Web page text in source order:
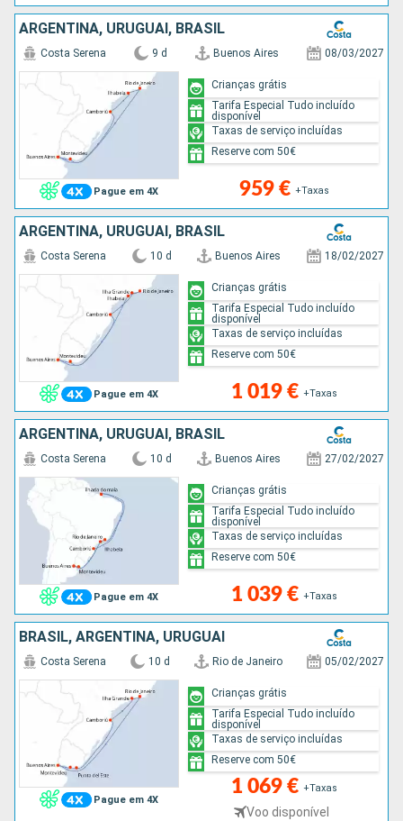
ARGENTINA, URUGUAI, BRASIL
Pague em 4X
Costa Serena 9 d Buenos Aires 08/03/2027
959 € +Taxas
Crianças grátis
Tarifa Especial Tudo incluído
disponível
Taxas de serviço incluídas
Reserve com 50€
ARGENTINA, URUGUAI, BRASIL
Pague em 4X
Costa Serena 10 d Buenos Aires 18/02/2027
1 019 € +Taxas
Crianças grátis
Tarifa Especial Tudo incluído
disponível
Taxas de serviço incluídas
Reserve com 50€
ARGENTINA, URUGUAI, BRASIL
Pague em 4X
Costa Serena 10 d Buenos Aires 27/02/2027
1 039 € +Taxas
Crianças grátis
Tarifa Especial Tudo incluído
disponível
Taxas de serviço incluídas
Reserve com 50€
BRASIL, ARGENTINA, URUGUAI
Pague em 4X
Costa Serena 10 d Rio de Janeiro 05/02/2027
1 069 € +Taxas
Voo disponível
Crianças grátis
Tarifa Especial Tudo incluído
disponível
Taxas de serviço incluídas
Reserve com 50€